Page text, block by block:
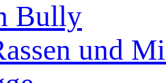
Bully
und